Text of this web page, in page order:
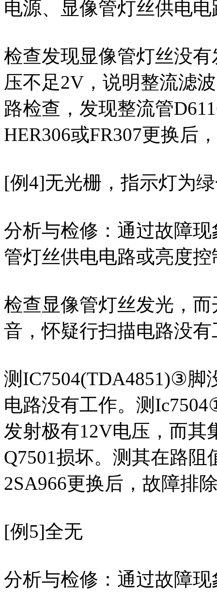
电源、显像管灯丝供电
检查发现显像管灯丝没
压不足2V，说明整流滤
路检查，发现整流管
HER306或FR307更换后
[例4]无光栅，指示灯为
分析与检修：通过故障
管灯丝供电电路或亮度
检查显像管灯丝发光，
音，怀疑行扫描电路没有
测IC7504(TDA4851)③脚
电路没有工作。测
发射极有12V电压，而其
Q7501损坏。测其在路
2SA966更换后，故障排
[例5]全无
分析与检修：通过故障